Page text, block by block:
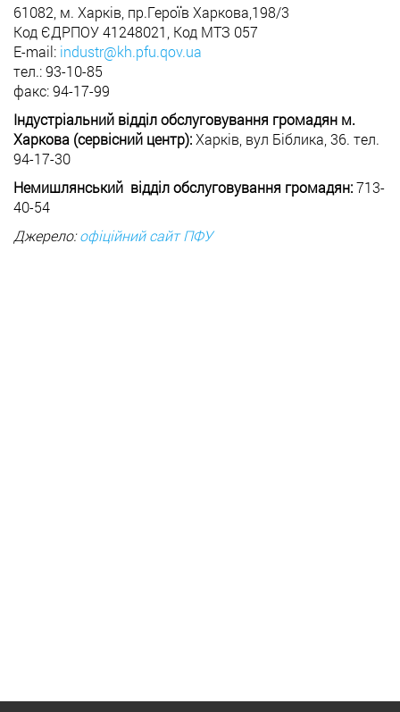
61082, м. Харків, пр.Героїв Харкова,198/3
Код ЄДРПОУ 41248021, Код МТЗ 057
E-mail: industr@kh.pfu.qov.ua
тел.: 93-10-85
факс: 94-17-99
Індустріальний відділ обслуговування громадян м.
Харкова (сервісний центр):Харків, вул Біблика, 36. тел.
94-17-30
Немишлянський відділ обслуговування громадян:713-
40-54
Джерело:офіційний сайт ПФУ